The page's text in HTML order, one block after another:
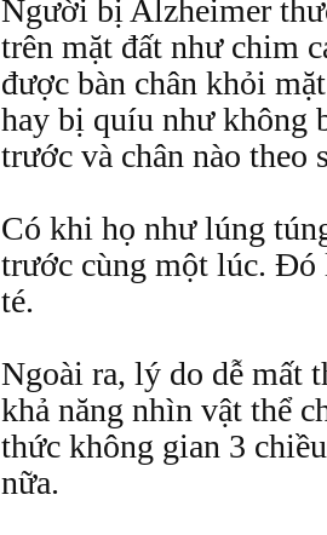
Người bị Alzheimer
trên mặt đất như chim
được bàn chân khỏi
hay bị quíu như không
trước và chân nào theo
Có khi họ như lúng
trước cùng một lúc. Đó
té.
Ngoài ra, lý do dễ mất
khả năng nhìn vật thể
thức không gian 3
nữa.